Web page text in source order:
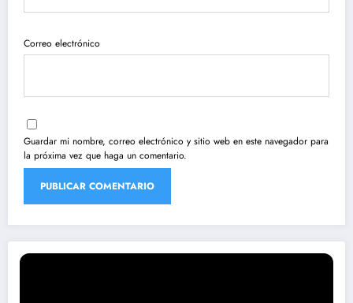
Correo electrónico
Guardar mi nombre, correo electrónico y sitio web en este navegador para
la próxima vez que haga un comentario.